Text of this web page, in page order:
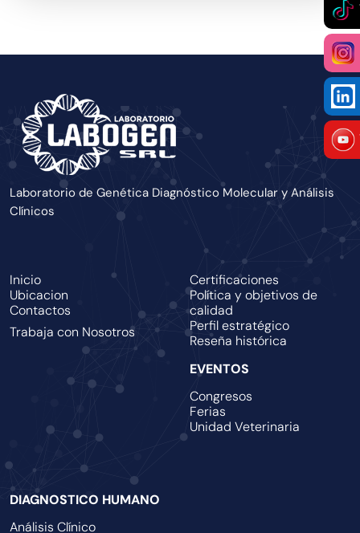
Laboratorio de Genética Diagnóstico Molecular y Análisis
Clínicos
Inicio
Ubicacion
Contactos
Trabaja con Nosotros
Certificaciones
Política y objetivos de
calidad
Perfil estratégico
Reseña histórica
EVENTOS
Congresos
Ferias
Unidad Veterinaria
DIAGNOSTICO HUMANO
Análisis Clínico